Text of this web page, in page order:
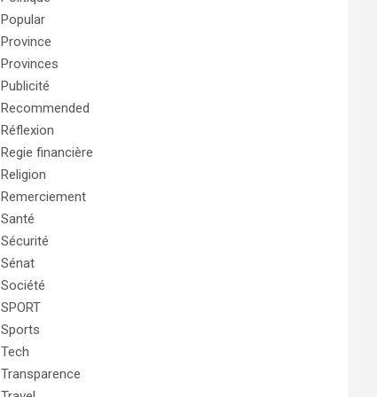
Popular
Province
Provinces
Publicité
Recommended
Réflexion
Regie financière
Religion
Remerciement
Santé
Sécurité
Sénat
Société
SPORT
Sports
Tech
Transparence